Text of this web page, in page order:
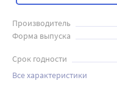
Производитель
Форма выпуска
Срок годности
Все характеристики